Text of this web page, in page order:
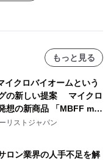
もっと見る
イクロバイオームという
の新しい提案 マイクロ
想の新商品 「MBFF mb
PRO」を2026年8月6日
リストジャパン
ロン業界の人手不足を解